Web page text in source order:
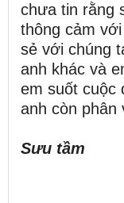
chưa tin rằng
thông cảm
sẻ với chúng
anh khác và
em suốt cuộc
anh còn phân
Sưu tầm